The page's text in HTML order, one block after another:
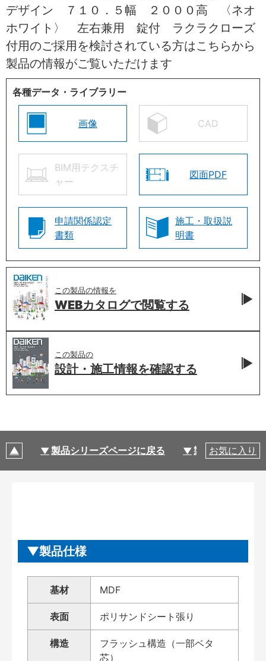
デザイン ７１０．５幅 ２０００高 〈ネオ
ホワイト〉 左右兼用 錠付 ラクラクローズ
付用のご採用を検討されている方はこちらから
製品の情報がご覧いただけます
各種データ・ライブラリー
画像 CAD
BIM用テクスチ
ャー
図面PDF
申請関係認定
書類
施工・取扱説
明書
この製品の情報を
WEBカタログで閲覧する
この製品の
設計・施工情報を確認する
製品シリーズページに戻る 製品仕様
お気に入り
製品仕様
基材 MDF
表面 ポリサンドシート張り
構造
フラッシュ構造（一部ベタ
芯）